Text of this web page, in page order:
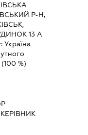
Р-Н,
13 А
Україна
(100 %)
КЕРІВНИК